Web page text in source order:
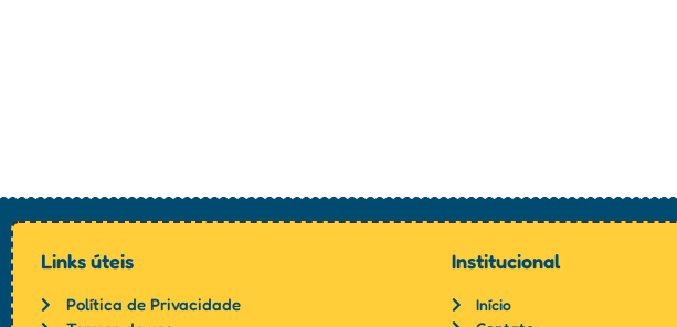
Links úteis
Política de Privacidade
Institucional
Início